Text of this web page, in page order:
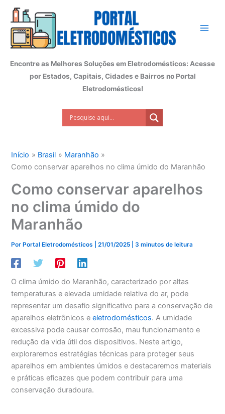
conteúdo
Encontre as Melhores Soluções em Eletrodomésticos: Acesse
por Estados, Capitais, Cidades e Bairros no Portal
Eletrodomésticos!
Início Brasil
Maranhão
Como conservar aparelhos no clima úmido do Maranhão
Como conservar aparelhos
no clima úmido do
Maranhão
PorPortal Eletrodomésticos |21/01/2025 |3 minutos de leitura
O clima úmido do Maranhão, caracterizado por altas
temperaturas e elevada umidade relativa do ar, pode
representar um desafio significativo para a conservação de
aparelhos eletrônicos eeletrodomésticos. A umidade
excessiva pode causar corrosão, mau funcionamento e
redução da vida útil dos dispositivos. Neste artigo,
exploraremos estratégias técnicas para proteger seus
aparelhos em ambientes úmidos e destacaremos materiais
e práticas eficazes que podem contribuir para uma
conservação duradoura.